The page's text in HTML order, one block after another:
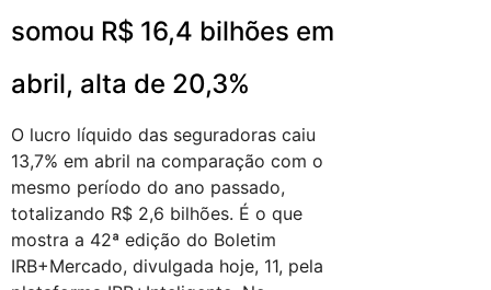
somou R$ 16,4 bilhões em
abril, alta de 20,3%
O lucro líquido das seguradoras caiu
13,7% em abril na comparação com o
mesmo período do ano passado,
totalizando R$ 2,6 bilhões. É o que
mostra a 42ª edição do Boletim
IRB+Mercado, divulgada hoje, 11, pela